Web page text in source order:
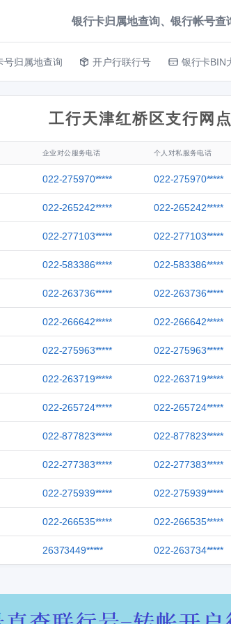
银行卡归属地查询、银行帐号
号归属地查询 开户行联行号 银行卡BIN
工行天津红桥区支行网
企业对公服务电话 个人对私服务电话
022-275970***** 022-275970*****
022-265242***** 022-265242*****
022-277103***** 022-277103*****
022-583386***** 022-583386*****
022-263736***** 022-263736*****
022-266642***** 022-266642*****
022-275963***** 022-275963*****
022-263719***** 022-263719*****
022-265724***** 022-265724*****
022-877823***** 022-877823*****
022-277383***** 022-277383*****
022-275939***** 022-275939*****
022-266535***** 022-266535*****
26373449***** 022-263734*****